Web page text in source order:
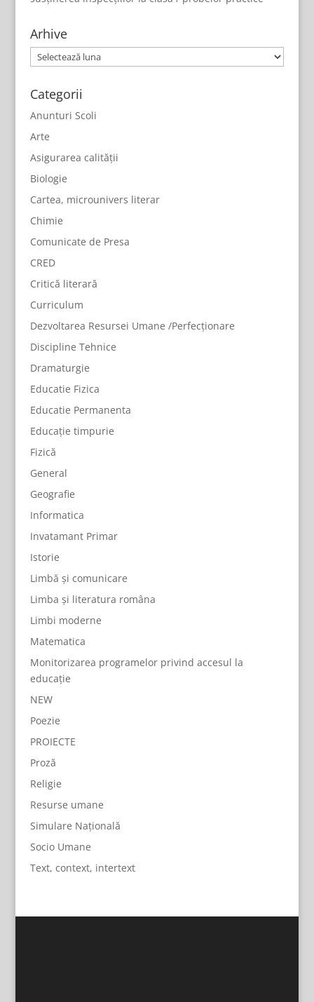
Arhive
Arhive
Categorii
Anunturi Scoli
Arte
Asigurarea calității
Biologie
Cartea, microunivers literar
Chimie
Comunicate de Presa
CRED
Critică literară
Curriculum
Dezvoltarea Resursei Umane /Perfecționare
Discipline Tehnice
Dramaturgie
Educatie Fizica
Educatie Permanenta
Educație timpurie
Fizică
General
Geografie
Informatica
Invatamant Primar
Istorie
Limbă și comunicare
Limba și literatura româna
Limbi moderne
Matematica
Monitorizarea programelor privind accesul la
educație
NEW
Poezie
PROIECTE
Proză
Religie
Resurse umane
Simulare Națională
Socio Umane
Text, context, intertext